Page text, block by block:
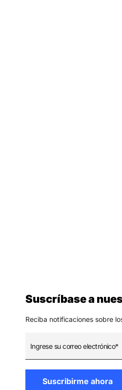
Suscríbase a
Reciba notificaciones sobre